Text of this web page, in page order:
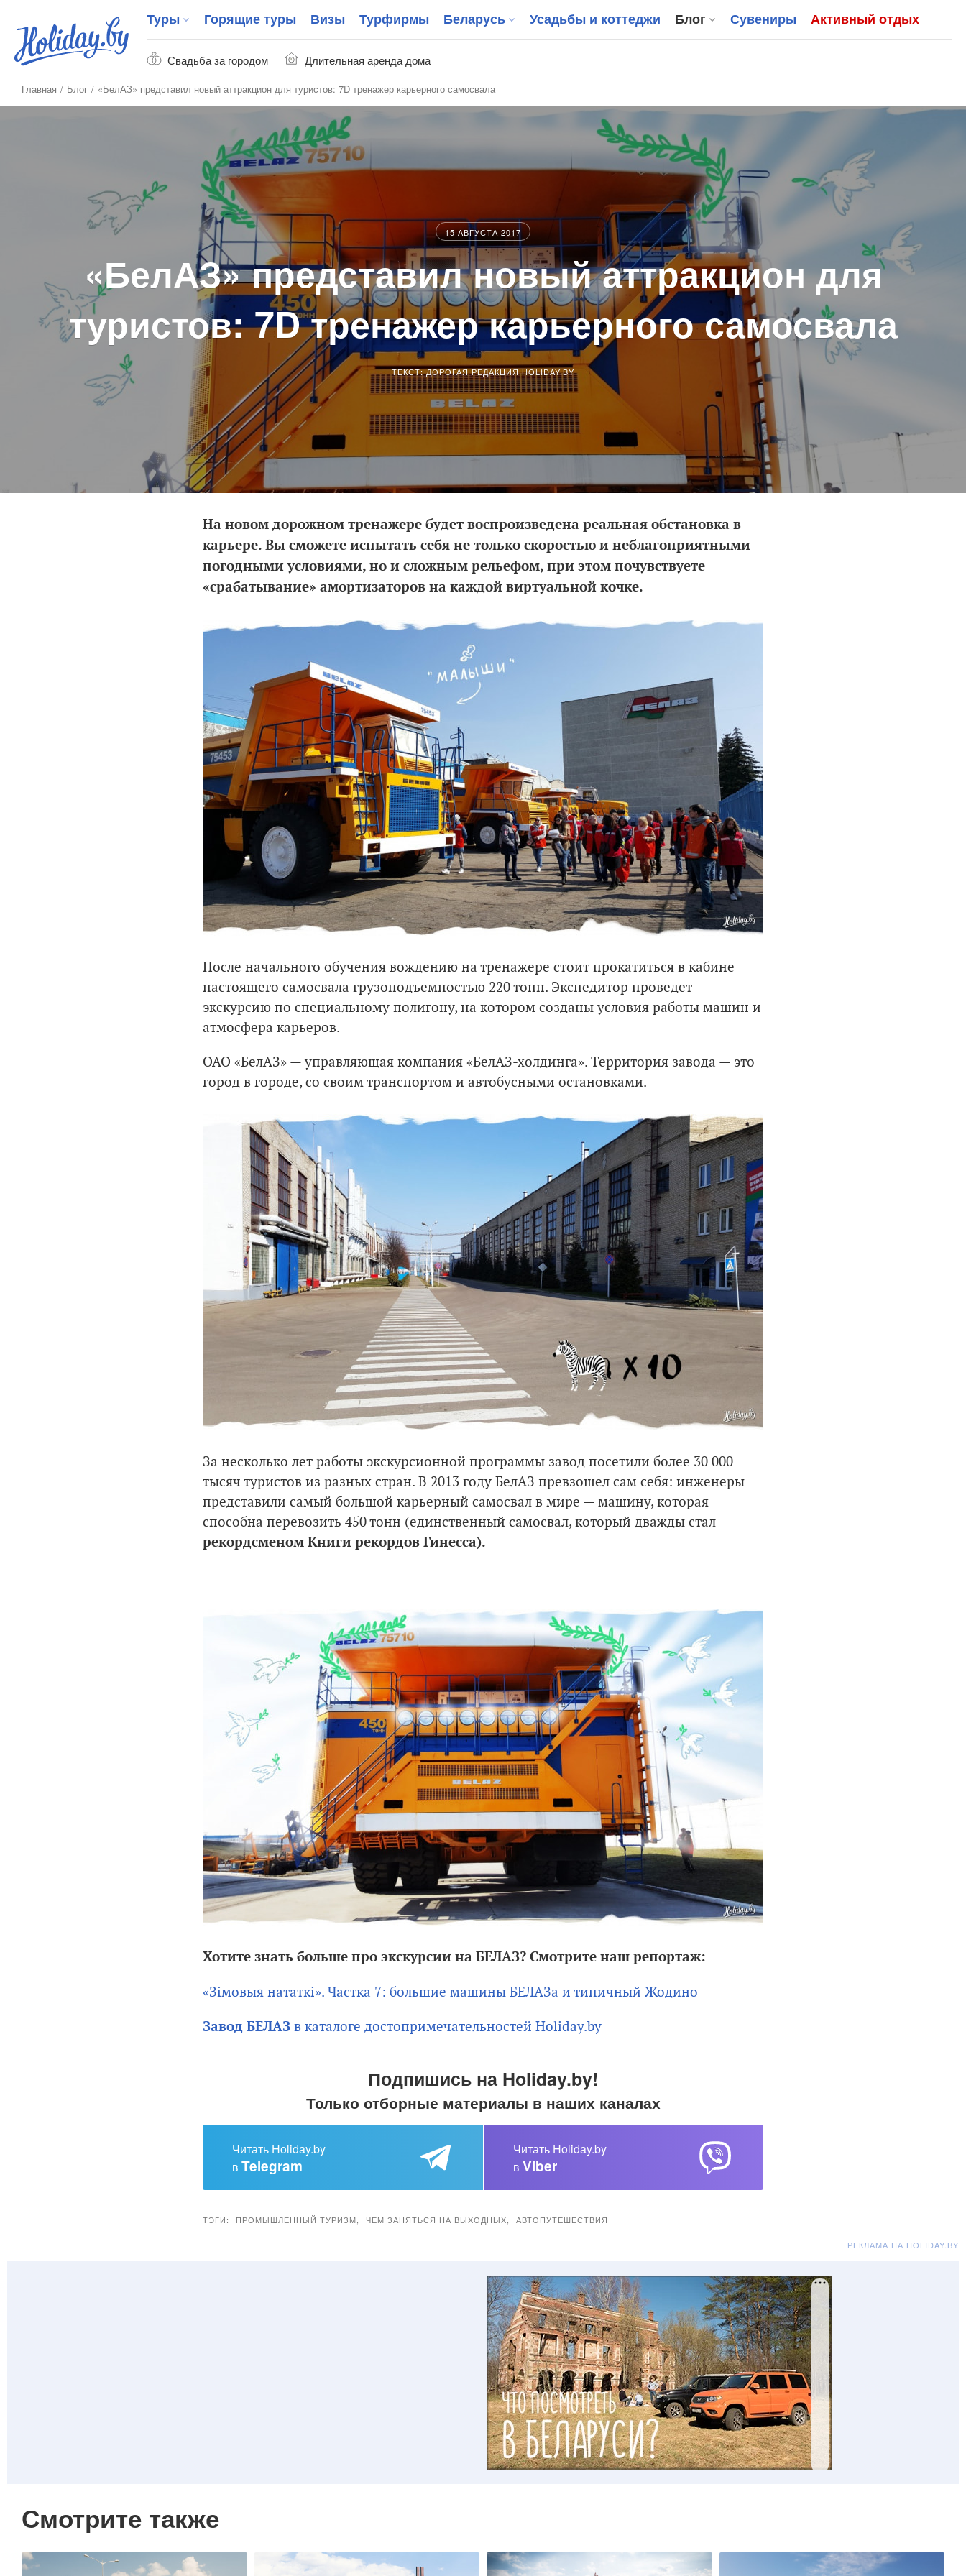
Свадьба за городом Длительная аренда дома
Туры Горящие туры Визы Турфирмы Беларусь Усадьбы и коттеджи Блог Сувениры Активный отдых
Главная Блог «БелАЗ» представил новый аттракцион для туристов: 7D тренажер карьерного самосвала
15 АВГУСТА 2017
«БелАЗ» представил новый аттракцион для
туристов: 7D тренажер карьерного самосвала
ТЕКСТ: ДОРОГАЯ РЕДАКЦИЯ HOLIDAY.BY
На новом дорожном тренажере будет воспроизведена реальная обстановка в
карьере. Вы сможете испытать себя не только скоростью и неблагоприятными
погодными условиями, но и сложным рельефом, при этом почувствуете
«срабатывание» амортизаторов на каждой виртуальной кочке.
После начального обучения вождению на тренажере стоит прокатиться в кабине
настоящего самосвала грузоподъемностью 220 тонн. Экспедитор проведет
экскурсию по специальному полигону, на котором созданы условия работы машин и
атмосфера карьеров.
ОАО «БелАЗ» — управляющая компания «БелАЗ-холдинга». Территория завода — это
город в городе, со своим транспортом и автобусными остановками.
За несколько лет работы экскурсионной программы завод посетили более 30 000
тысяч туристов из разных стран. В 2013 году БелАЗ превзошел сам себя: инженеры
представили самый большой карьерный самосвал в мире — машину, которая
способна перевозить 450 тонн (единственный самосвал, который дважды стал
рекордсменом Книги рекордов Гинесса).
Хотите знать больше про экскурсии на БЕЛАЗ? Смотрите наш репортаж:
«Зімовыя нататкі». Частка 7: большие машины БЕЛАЗа и типичный Жодино
Завод БЕЛАЗ в каталоге достопримечательностей Holiday.by
Подпишись на Holiday.by!
Только отборные материалы в наших каналах
Читать Holiday.by
в Telegram
Читать Holiday.by
в Viber
ТЭГИ: ПРОМЫШЛЕННЫЙ ТУРИЗМ ЧЕМ ЗАНЯТЬСЯ НА ВЫХОДНЫХ АВТОПУТЕШЕСТВИЯ
РЕКЛАМА НА HOLIDAY.BY
Смотрите также